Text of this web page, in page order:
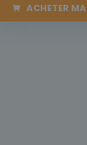
ACHETER